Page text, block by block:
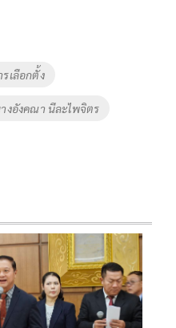
เลือกตั้ง
งอังคณา นีละไพจิตร